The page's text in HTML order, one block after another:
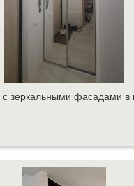
зеркальными фасадами в